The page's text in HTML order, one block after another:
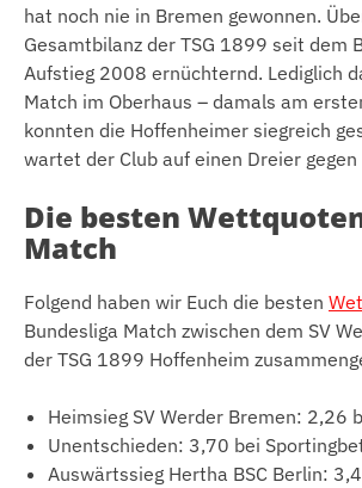
hat noch nie in Bremen gewonnen.
Gesamtbilanz der TSG 1899 seit dem
Aufstieg 2008 ernüchternd. Lediglich
Match im Oberhaus – damals am
konnten die Hoffenheimer siegreich
wartet der Club auf einen Dreier gegen
Die besten
Match
Folgend haben wir Euch die besten
Bundesliga Match zwischen dem SV
der TSG 1899 Hoffenheim
Heimsieg SV Werder Bremen: 2,26
Unentschieden: 3,70 bei
Auswärtssieg Hertha BSC Berlin: